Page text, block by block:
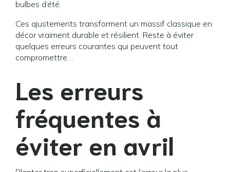
bulbes d’été.
Ces ajustements transforment un massif classique en
décor vraiment durable et résilient. Reste à éviter
quelques erreurs courantes qui peuvent tout
compromettre…
Les erreurs
fréquentes à
éviter en avril